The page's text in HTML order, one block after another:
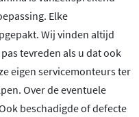
Elke
Wij vinden altijd
tevreden als u dat ook
eigen servicemonteurs ter
Over de eventuele
beschadigde of defecte